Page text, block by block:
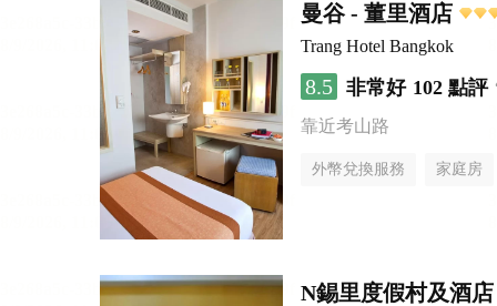
曼谷 - 董里酒店
Trang Hotel Bangkok
8.5 非常好 102 點評
靠近考山路
外幣兌換服務 家庭房
N錫里度假村及酒店